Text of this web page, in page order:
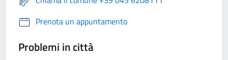
Prenota un appuntamento
Problemi in città